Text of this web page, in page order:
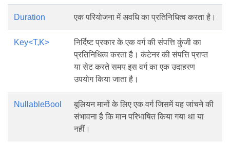
Duration एक परियोजना में अवधि का प्रतिनिधित्व करता है।
Key<T,K>
निर्दिष्ट प्रकार के एक वर्ग की संपत्ति कुंजी का
प्रतिनिधित्व करता है। कंटेनर की संपत्ति प्राप्त
या सेट करते समय इस वर्ग का एक उदाहरण
उपयोग किया जाता है।
NullableBool
बूलियन मानों के लिए एक वर्ग जिसमें यह जांचने की
संभावना है कि मान परिभाषित किया गया था या
नहीं।